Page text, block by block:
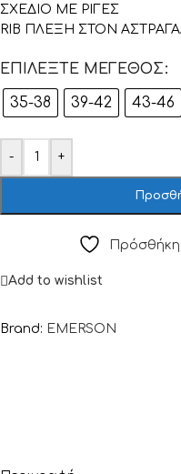
ΣΧΕΔΙΟ ΜΕ ΡΙΓΕΣ
RIB ΠΛΕΞΗ ΣΤΟΝ
ΕΠΙΛΈΞΤΕ ΜΈΓΕΘΟΣ
35-38 39-42 43-46
- +
Πρόσθήκη
Add to wishlist
Brand: EMERSON